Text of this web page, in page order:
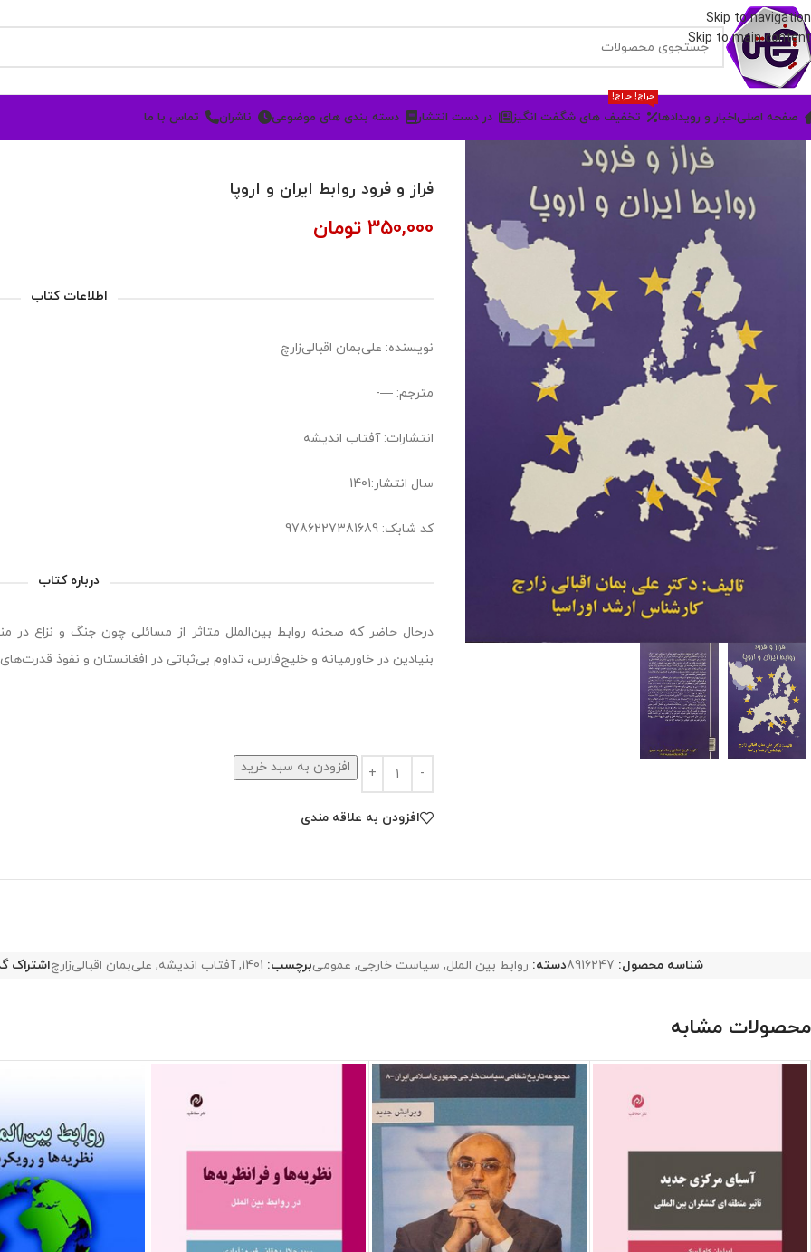
Skip to navigation
Skip to main content
صفحه اصلیاخبار و رویدادها تخفیف های شگفت انگیز
حراج! حراج!
در دست انتشار دسته بندی های موضوعی ناشران تماس با ما
فراز و فرود روابط ایران و اروپا
350,000 تومان
اطلاعات کتاب
نویسنده: علی‌بمان اقبالی‌زارچ
مترجم: —-
انتشارات: آفتاب اندیشه
سال انتشار:1401
کد شابک: 9786227381689
درباره کتاب
درحال حاضر که صحنه روابط بین‌الملل متاثر از مسائلی چون جنگ و نزاع در
بنیادین در خاورمیانه و خلیج‌فارس، تداوم بی‌ثباتی در افغانستان و نفوذ
افزودن به سبد خرید
افزودن به علاقه مندی
شناسه محصول: 8916247دسته: روابط بین الملل, سیاست خارجی, عمومیبرچسب: 1401
, آفتاب اندیشه, علی‌بمان اقبالی‌زارچاشتراک
محصولات مشابه